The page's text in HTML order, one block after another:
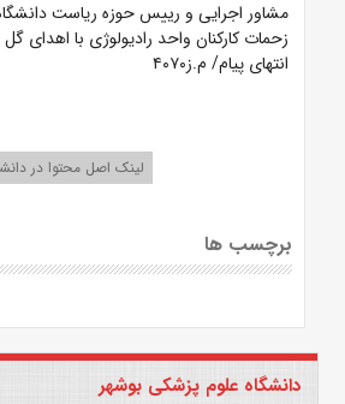
مشاور اجرایی و رییس حوزه ریاست
زحمات کارکنان واحد رادیولوژی با اهدای گل
انتهای پیام/ م.ز۴۰۷۰
لینک اصل محتوا در
برچسب ها
دانشگاه علوم پزشکی بوشهر